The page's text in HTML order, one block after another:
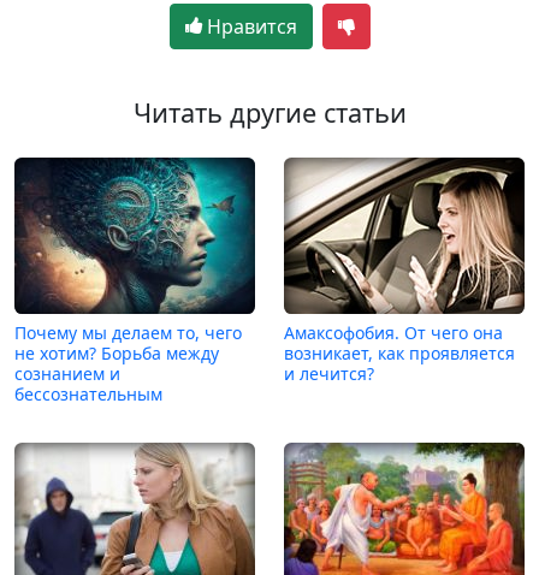
Нравится
Читать другие статьи
Почему мы делаем то, чего
не хотим? Борьба между
сознанием и
бессознательным
Амаксофобия. От чего она
возникает, как проявляется
и лечится?